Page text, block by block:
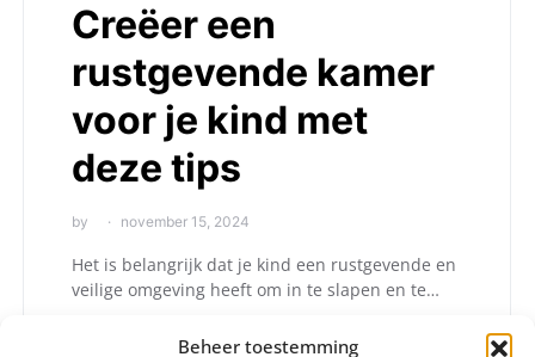
Beheer toestemming
Creëer een
rustgevende kamer
voor je kind met
deze tips
by november 15, 2024
Het is belangrijk dat je kind een rustgevende en
veilige omgeving heeft om in te slapen en te…